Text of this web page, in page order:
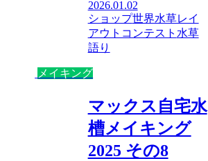
2026.01.02
ショップ世界水草レイ
アウトコンテスト 水草
語り
メイキング
マックス自宅水
槽メイキング
2025 その8